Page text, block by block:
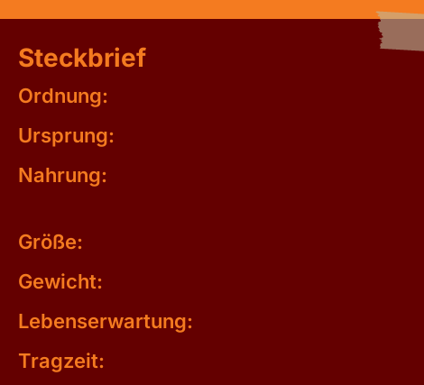
Steckbrief
Ordnung:
Ursprung:
Nahrung:
Größe:
Gewicht:
Lebenserwartung:
Tragzeit: